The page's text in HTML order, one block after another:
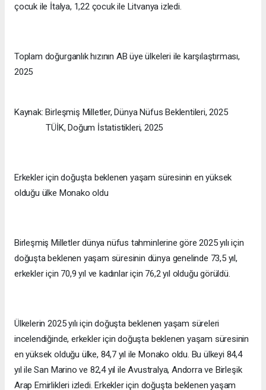
çocuk ile İtalya, 1,22 çocuk ile Litvanya izledi.
Toplam doğurganlık hızının AB üye ülkeleri ile karşılaştırması,
2025
Kaynak: Birleşmiş Milletler, Dünya Nüfus Beklentileri, 2025
TÜİK, Doğum İstatistikleri, 2025
Erkekler için doğuşta beklenen yaşam süresinin en yüksek
olduğu ülke Monako oldu
Birleşmiş Milletler dünya nüfus tahminlerine göre 2025 yılı için
doğuşta beklenen yaşam süresinin dünya genelinde 73,5 yıl,
erkekler için 70,9 yıl ve kadınlar için 76,2 yıl olduğu görüldü.
Ülkelerin 2025 yılı için doğuşta beklenen yaşam süreleri
incelendiğinde, erkekler için doğuşta beklenen yaşam süresinin
en yüksek olduğu ülke, 84,7 yıl ile Monako oldu. Bu ülkeyi 84,4
yıl ile San Marino ve 82,4 yıl ile Avustralya, Andorra ve Birleşik
Arap Emirlikleri izledi. Erkekler için doğuşta beklenen yaşam